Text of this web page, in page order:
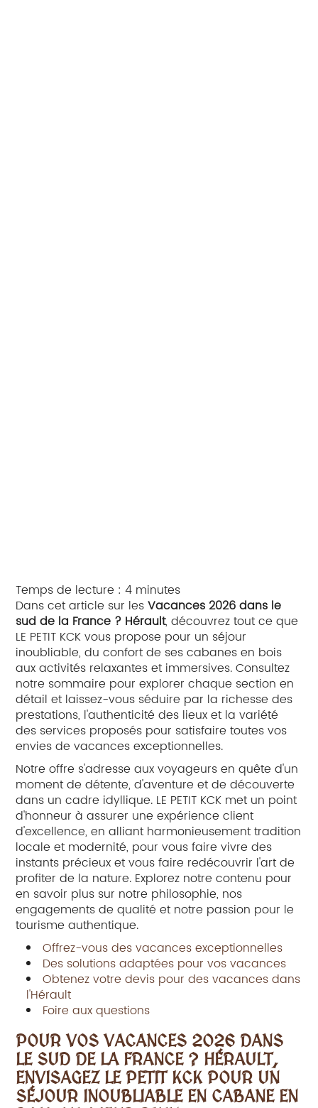
Temps de lecture : 4 minutes
Dans cet article sur lesVacances 2026 dans le
sud de la France ? Hérault, découvrez tout ce que
LE PETIT KCK vous propose pour un séjour
inoubliable, du confort de ses cabanes en bois
aux activités relaxantes et immersives. Consultez
notre sommaire pour explorer chaque section en
détail et laissez-vous séduire par la richesse des
prestations, l'authenticité des lieux et la variété
des services proposés pour satisfaire toutes vos
envies de vacances exceptionnelles.
Notre offre s'adresse aux voyageurs en quête d'un
moment de détente, d'aventure et de découverte
dans un cadre idyllique. LE PETIT KCK met un point
d'honneur à assurer une expérience client
d'excellence, en alliant harmonieusement tradition
locale et modernité, pour vous faire vivre des
instants précieux et vous faire redécouvrir l'art de
profiter de la nature. Explorez notre contenu pour
en savoir plus sur notre philosophie, nos
engagements de qualité et notre passion pour le
tourisme authentique.
Offrez-vous des vacances exceptionnelles
Des solutions adaptées pour vos vacances
Obtenez votre devis pour des vacances dans
l'Hérault
Foire aux questions
POUR VOSVACANCES 2026 DANS
LE SUD DE LA FRANCE ? HÉRAULT,
ENVISAGEZ LE PETIT KCK POUR UN
SÉJOUR INOUBLIABLE EN CABANE EN